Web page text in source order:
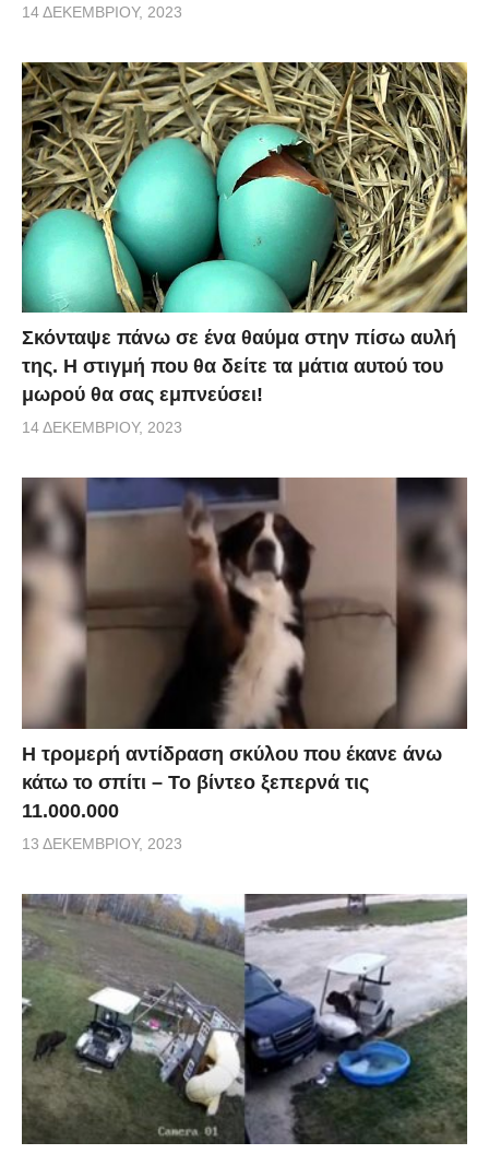
14 ΔΕΚΕΜΒΡΊΟΥ, 2023
Σκόνταψε πάνω σε ένα θαύμα στην πίσω αυλή
της. Η στιγμή που θα δείτε τα μάτια αυτού του
μωρού θα σας εμπνεύσει!
14 ΔΕΚΕΜΒΡΊΟΥ, 2023
Η τρομερή αντίδραση σκύλου που έκανε άνω
κάτω το σπίτι – Το βίντεο ξεπερνά τις
11.000.000
13 ΔΕΚΕΜΒΡΊΟΥ, 2023